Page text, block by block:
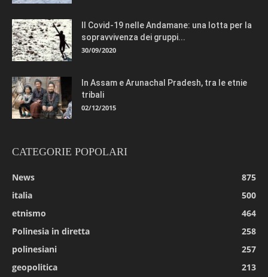
Il Covid-19 nelle Andamane: una lotta per la
sopravvivenza dei gruppi...
30/09/2020
In Assam e Arunachal Pradesh, tra le etnie
tribali
02/12/2015
CATEGORIE POPOLARI
News
875
italia
500
etnismo
464
Polinesia in diretta
258
polinesiani
257
geopolitica
213